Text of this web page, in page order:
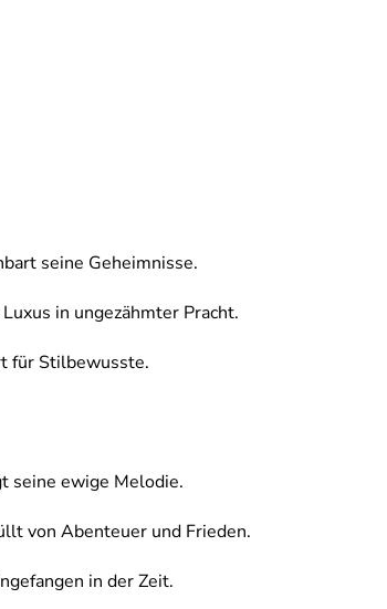
seine Geheimnisse.
in ungezähmter Pracht.
für Stilbewusste.
seine ewige Melodie.
von Abenteuer und Frieden.
in der Zeit.